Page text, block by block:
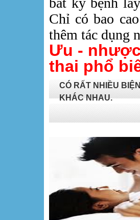
Chỉ có bao
thêm tác dụng
Ưu -
thai phổ
CÓ RẤT NHIỀU
KHÁC NHAU.